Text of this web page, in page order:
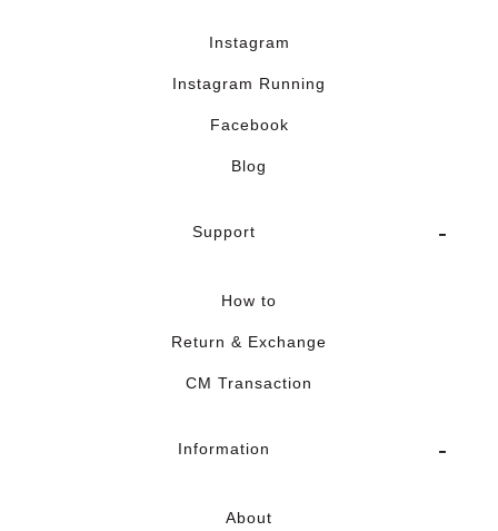
Instagram
Instagram Running
Facebook
Blog
Support
How to
Return & Exchange
CM Transaction
Information
About